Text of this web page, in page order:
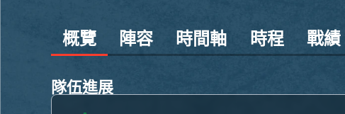
概覽 陣容 時間軸 時程 戰績
隊伍進展